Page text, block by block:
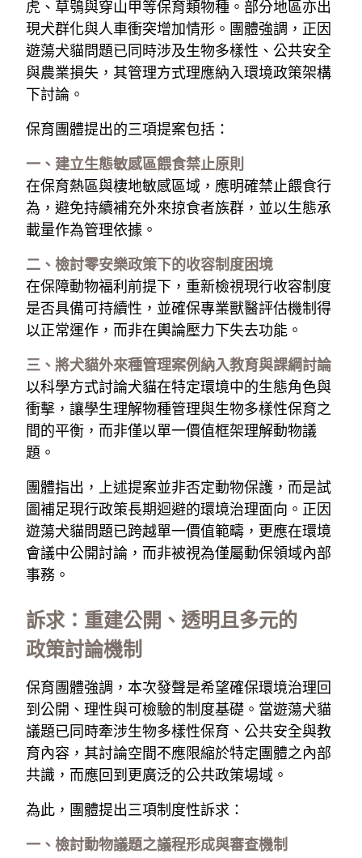
虎、草鴞與穿山甲等保育類物種。部分地區亦出
現犬群化與人車衝突增加情形。團體強調，正因
遊蕩犬貓問題已同時涉及生物多樣性、公共安全
與農業損失，其管理方式理應納入環境政策架構
下討論。
保育團體提出的三項提案包括：
一、建立生態敏感區餵食禁止原則
在保育熱區與棲地敏感區域，應明確禁止餵食行
為，避免持續補充外來掠食者族群，並以生態承
載量作為管理依據。
二、檢討零安樂政策下的收容制度困境
在保障動物福利前提下，重新檢視現行收容制度
是否具備可持續性，並確保專業獸醫評估機制得
以正常運作，而非在輿論壓力下失去功能。
三、將犬貓外來種管理案例納入教育與課綱討論
以科學方式討論犬貓在特定環境中的生態角色與
衝擊，讓學生理解物種管理與生物多樣性保育之
間的平衡，而非僅以單一價值框架理解動物議
題。
團體指出，上述提案並非否定動物保護，而是試
圖補足現行政策長期迴避的環境治理面向。正因
遊蕩犬貓問題已跨越單一價值範疇，更應在環境
會議中公開討論，而非被視為僅屬動保領域內部
事務。
訴求：重建公開、透明且多元的
政策討論機制
保育團體強調，本次發聲是希望確保環境治理回
到公開、理性與可檢驗的制度基礎。當遊蕩犬貓
議題已同時牽涉生物多樣性保育、公共安全與教
育內容，其討論空間不應限縮於特定團體之內部
共識，而應回到更廣泛的公共政策場域。
為此，團體提出三項制度性訴求：
一、檢討動物議題之議程形成與審查機制